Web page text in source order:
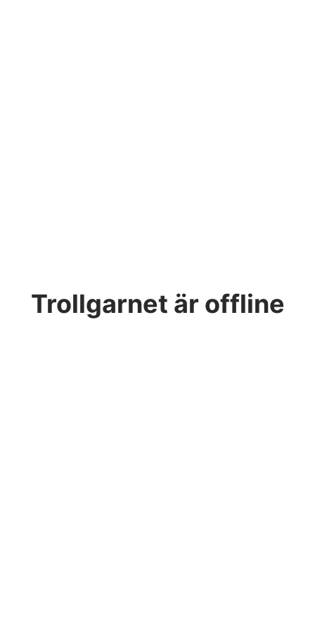
Trollgarnet är offline